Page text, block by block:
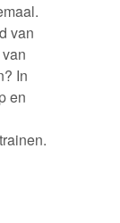
van
In
en